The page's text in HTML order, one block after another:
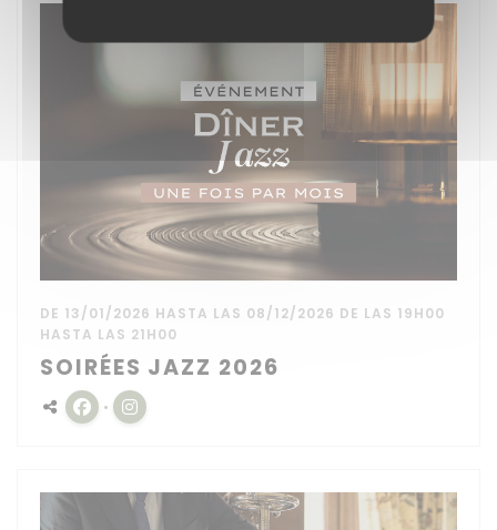
DE 13/01/2026 HASTA LAS 08/12/2026 DE LAS 19H00
HASTA LAS 21H00
SOIRÉES JAZZ 2026
Facebook ((abre en una nueva ventana))
Instagram ((abre en una nueva ventana))